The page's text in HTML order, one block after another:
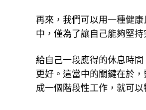
再來，我們可以用一種健
中，僅為了讓自己能夠堅
給自己一段應得的休息時
更好。這當中的關鍵在於
成一個階段性工作，就可